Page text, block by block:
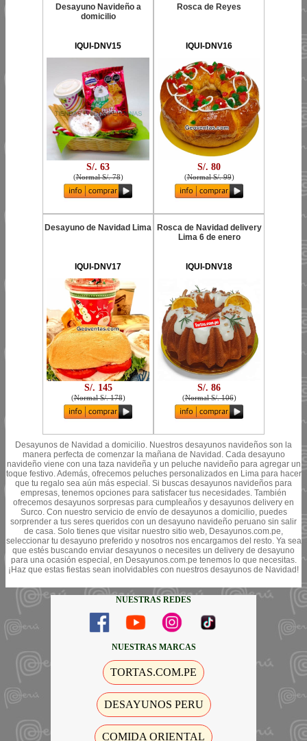
Desayuno Navideño a
domicilio
IQUI-DNV15
S/. 63
(Normal S/. 78)
Rosca de Reyes
IQUI-DNV16
S/. 80
(Normal S/. 99)
Desayuno de Navidad Lima
IQUI-DNV17
S/. 145
(Normal S/. 178)
Rosca de Navidad delivery
Lima 6 de enero
IQUI-DNV18
S/. 86
(Normal S/. 106)
Desayunos de Navidad a domicilio. Nuestros desayunos navideños son la
manera perfecta de comenzar la mañana de Navidad. Cada desayuno
navideño viene con una taza navideña y un peluche navideño para agregar un
toque festivo. Además, ofrecemos peluches personalizados en Lima para hacer
que tu regalo sea aún más especial. Si buscas desayunos navideños para
empresas, tenemos opciones para satisfacer tus necesidades. También
ofrecemos desayunos sorpresas para cumpleaños y desayunos delivery en
Surco. Con nuestro servicio de envío de desayunos a domicilio, puedes
sorprender a tus seres queridos con un desayuno navideño peruano sin salir
de casa. Solo tienes que visitar nuestro sitio web, Desayunos.com.pe,
seleccionar tu desayuno preferido y nosotros nos encargamos del resto. Ya sea
que estés buscando enviar desayunos o necesites un delivery de desayuno
para una ocasión especial, en Desayunos.com.pe tenemos lo que necesitas.
¡Haz que estas fiestas sean inolvidables con nuestros desayunos de Navidad!
NUESTRAS REDES
NUESTRAS MARCAS
TORTAS.COM.PE
DESAYUNOS PERU
COMIDA ORIENTAL